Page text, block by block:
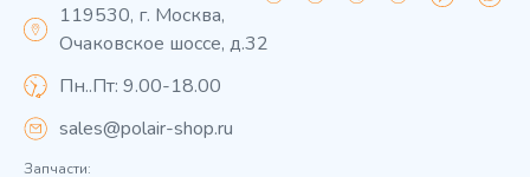
119530, г. Москва,
Очаковское шоссе, д.32
Пн..Пт: 9.00-18.00
sales@polair-shop.ru
Запчасти: